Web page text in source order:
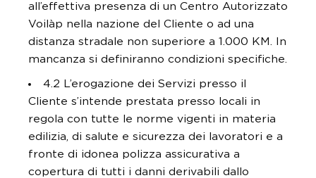
all’effettiva presenza di un Centro Autorizzato
Voilàp nella nazione del Cliente o ad una
distanza stradale non superiore a 1.000 KM. In
mancanza si definiranno condizioni specifiche.
4.2 L’erogazione dei Servizi presso il
Cliente s’intende prestata presso locali in
regola con tutte le norme vigenti in materia
edilizia, di salute e sicurezza dei lavoratori e a
fronte di idonea polizza assicurativa a
copertura di tutti i danni derivabili dallo